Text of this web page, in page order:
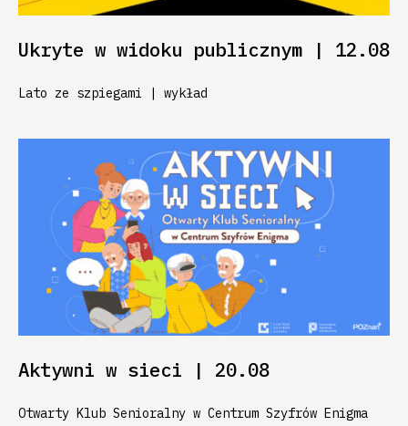
Ukryte w widoku publicznym | 12.08
Lato ze szpiegami | wykład
Aktywni w sieci | 20.08
Otwarty Klub Senioralny w Centrum Szyfrów Enigma